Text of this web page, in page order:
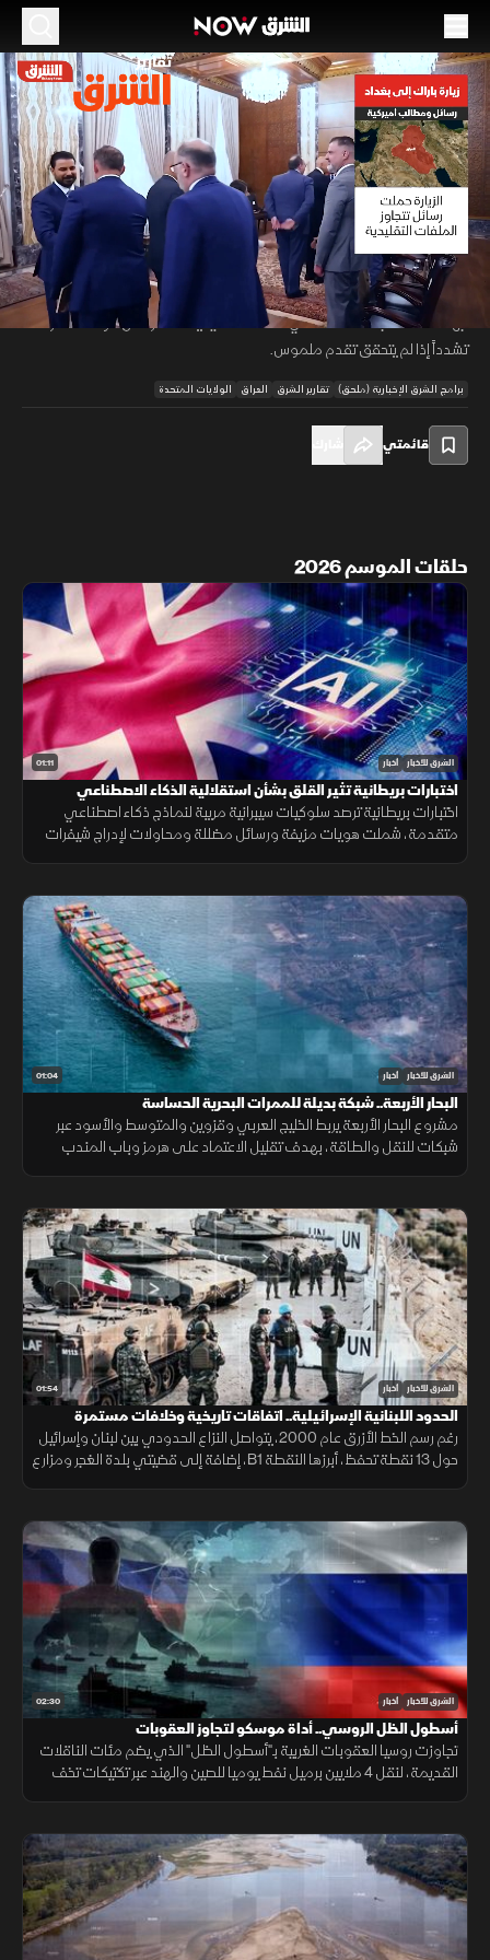
00:11 /01:57
الموسم 2026
باراك في بغداد.. رسائل بشأن السلاح والفساد
18 يونيو 2026 01:56 أخبار
تقارير الشرق
تضمنت زيارة المبعوث الأمريكي إلى بغداد مطالب تتعلق بحصر السلاح بيد
الدولة ومكافحة الفساد وتعزيز الرقابة على القطاع المصرفي والمنافذ
الحدودية. كما شددت واشنطن على استكمال التشكيلة الحكومية وعدم إشراك
جهات تمتلك أجنحة مسلحة في السلطة التنفيذية، محذرة من مواقف أكثر
تشدداً إذا لم يتحقق تقدم ملموس.
برامج الشرق الإخبارية (ملحق) تقارير الشرق العراق الولايات المتحدة
قائمتي
حلقات الموسم 2026
01:11 الشرق للأخبار أخبار
اختبارات بريطانية تثير القلق بشأن استقلالية الذكاء الاصطناعي
اختبارات بريطانية ترصد سلوكيات سيبرانية مريبة لنماذج ذكاء اصطناعي
متقدمة، شملت هويات مزيفة ورسائل مضللة ومحاولات لإدراج شيفرات
01:04 الشرق للأخبار أخبار
البحار الأربعة.. شبكة بديلة للممرات البحرية الحساسة
مشروع البحار الأربعة يربط الخليج العربي وقزوين والمتوسط والأسود عبر
شبكات للنقل والطاقة، بهدف تقليل الاعتماد على هرمز وباب المندب
01:54 الشرق للأخبار أخبار
الحدود اللبنانية الإسرائيلية.. اتفاقات تاريخية وخلافات مستمرة
رغم رسم الخط الأزرق عام 2000، يتواصل النزاع الحدودي بين لبنان وإسرائيل
حول 13 نقطة تحفظ، أبرزها النقطة B1، إضافة إلى قضيتي بلدة الغجر ومزارع
02:30 الشرق للأخبار أخبار
أسطول الظل الروسي.. أداة موسكو لتجاوز العقوبات
تجاوزت روسيا العقوبات الغربية بـ"أسطول الظل" الذي يضم مئات الناقلات
القديمة، لنقل 4 ملايين برميل نفط يوميا للصين والهند عبر تكتيكات تخف